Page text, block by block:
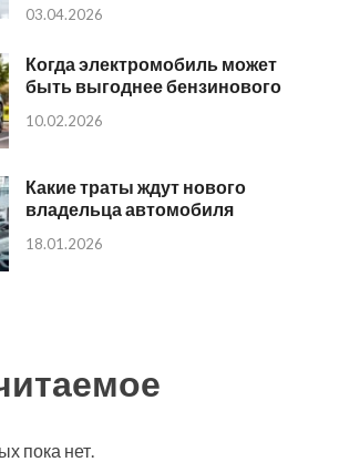
03.04.2026
Когда электромобиль может
быть выгоднее бензинового
10.02.2026
Какие траты ждут нового
владельца автомобиля
18.01.2026
пока нет.